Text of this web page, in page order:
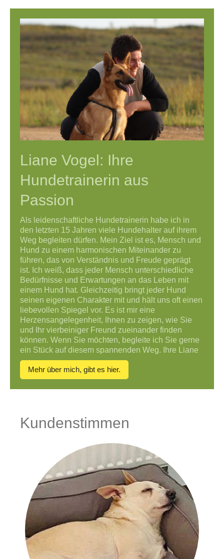
Liane Vogel: Ihre
Hundetrainerin aus
Passion
Als leidenschaftliche Hundetrainerin habe ich in
den letzten 15 Jahren viele Hundehalter auf ihrem
Weg begleiten dürfen. Mein Ziel ist es, Mensch und
Hund zu einem harmonischen Miteinander zu
führen, das von Verständnis und Freude geprägt
ist. Ich weiß, dass jeder Mensch unterschiedliche
Bedürfnisse und Erwartungen an das Leben mit
einem Hund hat. Gleichzeitig bringt jeder Hund
seinen eigenen Charakter mit und hält uns oft einen
liebevollen Spiegel vor. Es ist mir eine
Herzensangelegenheit, Ihnen zu zeigen, wie Sie
und Ihr vierbeiniger Freund zueinander finden
können. Wenn Sie möchten, begleite ich Sie gerne
ein Stück auf diesem spannenden Weg. Ihre Liane
Mehr über mich, gibt es hier.
Kundenstimmen